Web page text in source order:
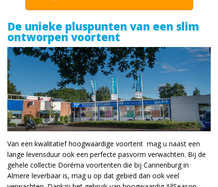
De unieke pluspunten van een slim
ontworpen voortent
Van een kwalitatief hoogwaardige voortent mag u naast een
lange levensduur ook een perfecte pasvorm verwachten. Bij de
gehele collectie Doréma voortenten die bij Cannenburg in
Almere leverbaar is, mag u op dat gebied dan ook veel